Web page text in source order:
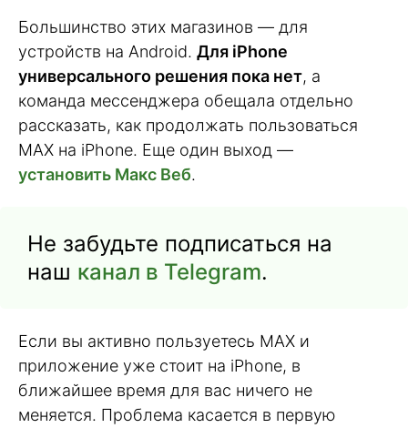
Большинство этих магазинов — для
устройств на Android. Для iPhone
универсального решения пока нет, а
команда мессенджера обещала отдельно
рассказать, как продолжать пользоваться
MAX на iPhone. Еще один выход —
установить Макс Веб.
Не забудьте подписаться на
наш канал в Telegram.
Если вы активно пользуетесь MAX и
приложение уже стоит на iPhone, в
ближайшее время для вас ничего не
меняется. Проблема касается в первую